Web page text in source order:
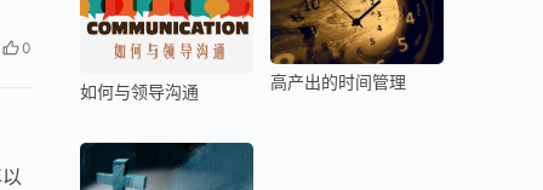
0
如何与领导沟通 高产出的时间管理